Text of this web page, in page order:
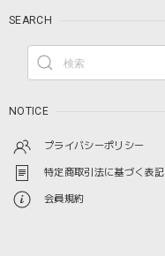
SEARCH
NOTICE
プライバシーポリシー
特定商取引法に基づく表記
会員規約